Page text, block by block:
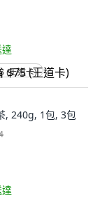
(王道卡)
, 240g, 1包, 3包